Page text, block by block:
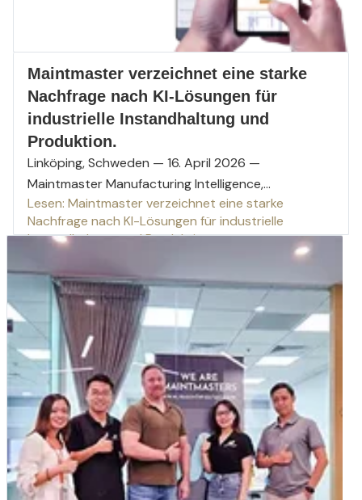
Maintmaster verzeichnet eine starke
Nachfrage nach KI-Lösungen für
industrielle Instandhaltung und
Produktion.
Linköping, Schweden — 16. April 2026 —
Maintmaster Manufacturing Intelligence,...
Lesen: Maintmaster verzeichnet eine starke
Nachfrage nach KI-Lösungen für industrielle
Instandhaltung und Produktion.